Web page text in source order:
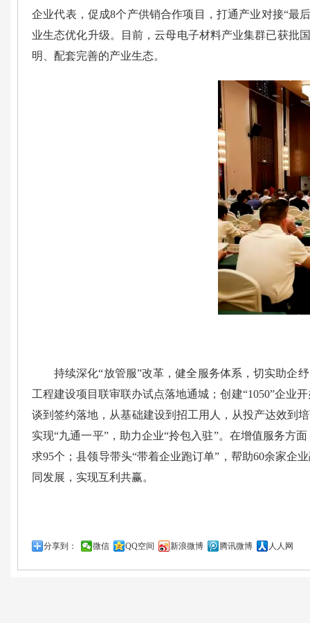
企业代表，促成8个产供销合作项目，打通产业对接“最
业生态优化升级。目前，云母电子材料产业集群已获批
明、配套完善的产业生态。
持续深化“放管服”改革，健全服务体系，切实助企
工程建设项目联审联办试点落地通城；创建“1050”企业
谈到签约落地，从基础建设到招工用人，从投产达效到
实现“九通一平”，助力企业“拎包入驻”。在增值服务方
求95个；县领导带头“带着企业跑订单”，帮助60余家企
同发展，实现互利共赢。
分享到： 微信 QQ空间 新浪微博 腾讯微博 人人网